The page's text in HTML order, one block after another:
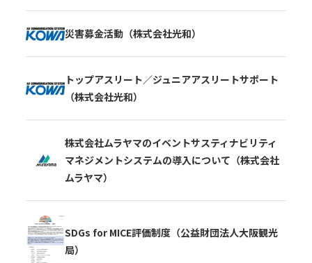
災害募金活動（株式会社光和）
トップアスリート／ジュニアアスリートサポート
（株式会社光和）
株式会社ムラヤマのイベントサスティナビリティ
マネジメントシステムの導入について（株式会社
ムラヤマ）
SDGs for MICE評価制度（公益財団法人大阪観光
局）